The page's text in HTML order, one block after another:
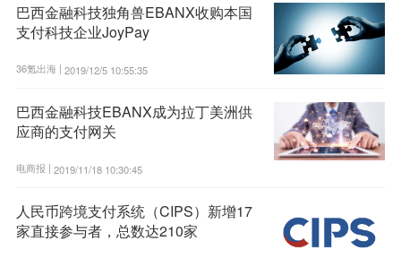
巴西金融科技独角兽EBANX收购本国
支付科技企业JoyPay
36氪出海 | 2019/12/5 10:55:35
巴西金融科技EBANX成为拉丁美洲供
应商的支付网关
电商报 | 2019/11/18 10:30:45
人民币跨境支付系统（CIPS）新增17
家直接参与者，总数达210家